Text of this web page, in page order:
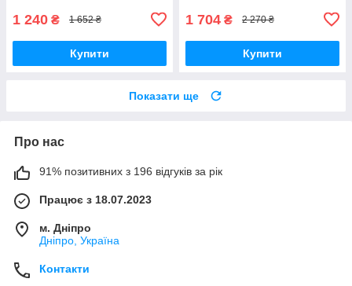
1 240 ₴ 1 652 ₴
Купити
1 704 ₴ 2 270 ₴
Купити
Показати ще
Про нас
91% позитивних з 196 відгуків за рік
Працює з 18.07.2023
м. Дніпро
Дніпро, Україна
Контакти